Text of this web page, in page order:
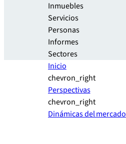
Inmuebles
Servicios
Personas
Informes
Sectores
Inicio
chevron_right
Perspectivas
chevron_right
Dinámicas del mercado